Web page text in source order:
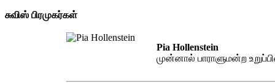
சுவிஸ் பிரமுகர்கள்
Pia Hollenstein
முன்னால் பாராளுமன்ற